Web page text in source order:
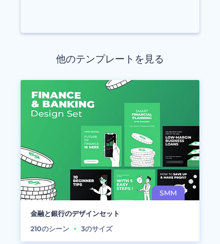
他のテンプレートを見る
金融と銀行のデザインセット
210のシーン 3のサイズ